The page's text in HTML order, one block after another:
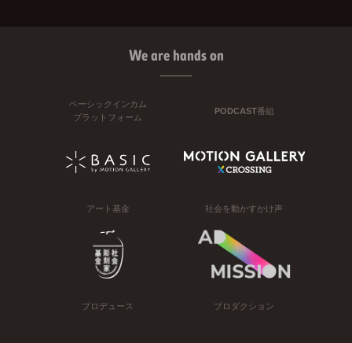
We are hands on
ベーシックインカム
プラットフォーム
PODCAST番組
アート基金 社会を動かすかけ声
プロデュース プロダクション